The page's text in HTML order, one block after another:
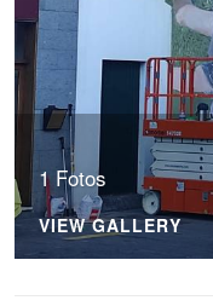
1 Fotos
VIEW GALLERY